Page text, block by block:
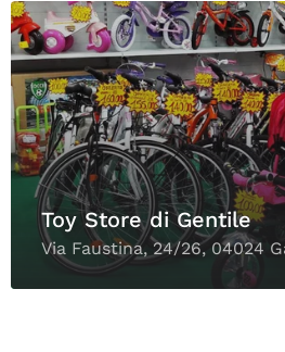
Toy Store di Gentile
Via Faustina, 24/26, 04024